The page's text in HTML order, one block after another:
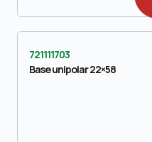
721111703
Base unipolar 22×58